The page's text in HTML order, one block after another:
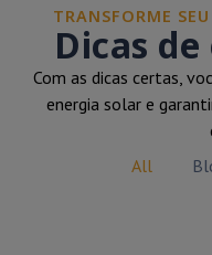
TRANSFORME
Dicas
Com as dicas certas,
energia solar e
All